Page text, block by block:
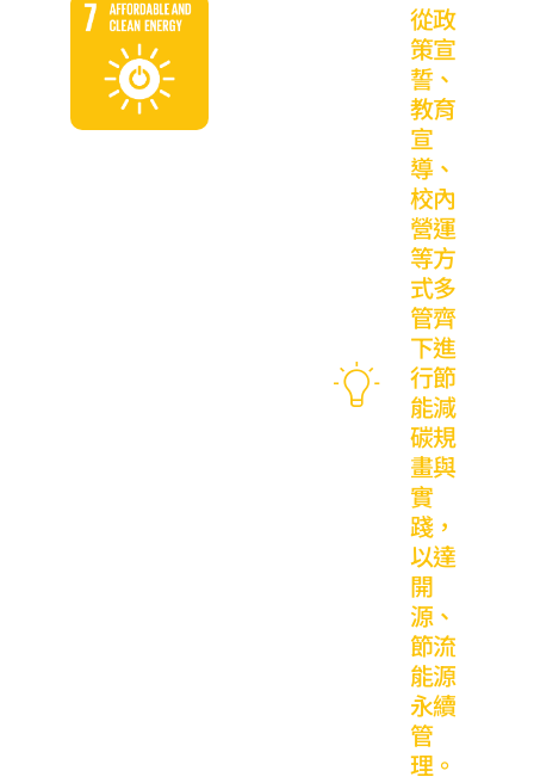
從政
策宣
誓、
教育
宣
導、
校內
營運
等方
式多
管齊
下進
行節
能減
碳規
畫與
實
踐，
以達
開
源、
節流
能源
永續
管
理。